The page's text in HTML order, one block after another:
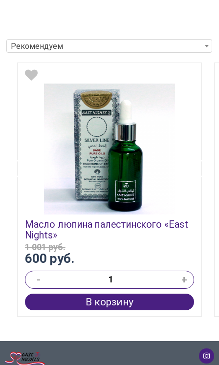
Рекомендуем
Масло люпина палестинского «East
Nights»
600 руб.
1 001 руб.
-
+
В корзину